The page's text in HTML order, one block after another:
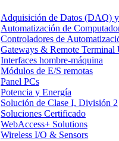
Adquisición de Datos (DAQ)
Automatización de
Controladores de
Gateways & Remote Terminal
Interfaces hombre-máquina
Módulos de E/S remotas
Panel PCs
Potencia y Energía
Solución de Clase I, División 2
Soluciones Certificado
WebAccess+ Solutions
Wireless I/O & Sensors